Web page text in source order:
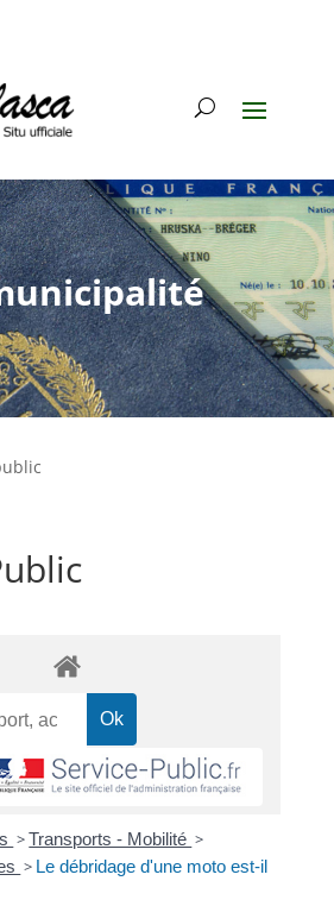
>Transports - Mobilité >
> Le débridage d'une moto est-il